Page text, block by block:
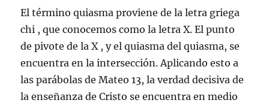
El término quiasma proviene de la letra griega
chi , que conocemos como la letra X. El punto
de pivote de la X , y el quiasma del quiasma, se
encuentra en la intersección. Aplicando esto a
las parábolas de Mateo 13, la verdad decisiva de
la enseñanza de Cristo se encuentra en medio